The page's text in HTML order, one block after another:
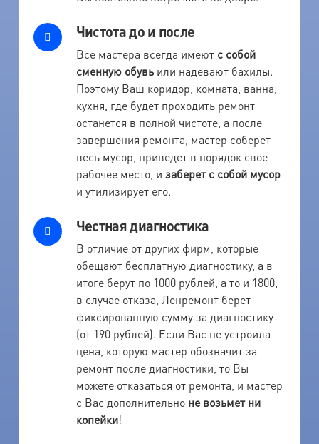
Чистота до и после
Все мастера всегда имеют с собой
сменную обувьили надевают бахилы.
Поэтому Ваш коридор, комната, ванна,
кухня, где будет проходить ремонт
останется в полной чистоте, а после
завершения ремонта, мастер соберет
весь мусор, приведет в порядок свое
рабочее место, и заберет с собой мусор
и утилизирует его.
Честная диагностика
В отличие от других фирм, которые
обещают бесплатную диагностику, а в
итоге берут по 1000 рублей, а то и 1800,
в случае отказа, Ленремонт берет
фиксированную сумму за диагностику
(от 190 рублей). Если Вас не устроила
цена, которую мастер обозначит за
ремонт после диагностики, то Вы
можете отказаться от ремонта, и мастер
с Вас дополнительно не возьмет ни
копейки!